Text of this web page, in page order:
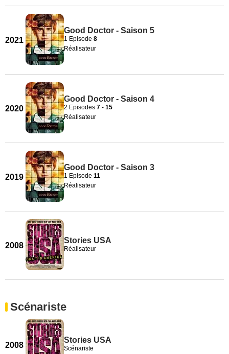
2021
Good Doctor - Saison 5
1 Episode 8
Réalisateur
2020
Good Doctor - Saison 4
2 Episodes 7 - 15
Réalisateur
2019
Good Doctor - Saison 3
1 Episode 11
Réalisateur
2008
Stories USA
Réalisateur
Scénariste
2008
Stories USA
Scénariste